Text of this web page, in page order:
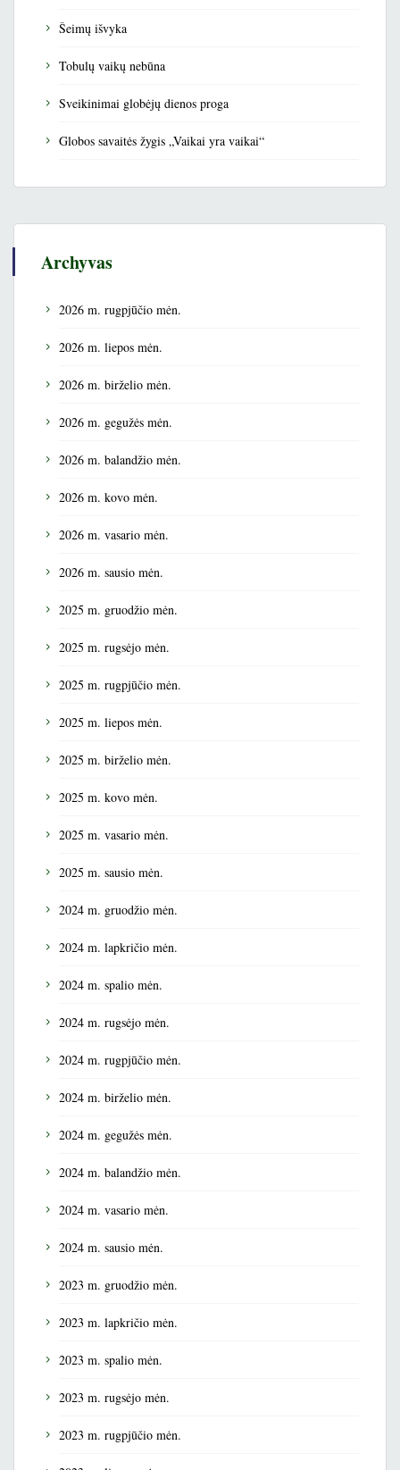
Šeimų išvyka
Tobulų vaikų nebūna
Sveikinimai globėjų dienos proga
Globos savaitės žygis „Vaikai yra vaikai“
Archyvas
2026 m. rugpjūčio mėn.
2026 m. liepos mėn.
2026 m. birželio mėn.
2026 m. gegužės mėn.
2026 m. balandžio mėn.
2026 m. kovo mėn.
2026 m. vasario mėn.
2026 m. sausio mėn.
2025 m. gruodžio mėn.
2025 m. rugsėjo mėn.
2025 m. rugpjūčio mėn.
2025 m. liepos mėn.
2025 m. birželio mėn.
2025 m. kovo mėn.
2025 m. vasario mėn.
2025 m. sausio mėn.
2024 m. gruodžio mėn.
2024 m. lapkričio mėn.
2024 m. spalio mėn.
2024 m. rugsėjo mėn.
2024 m. rugpjūčio mėn.
2024 m. birželio mėn.
2024 m. gegužės mėn.
2024 m. balandžio mėn.
2024 m. vasario mėn.
2024 m. sausio mėn.
2023 m. gruodžio mėn.
2023 m. lapkričio mėn.
2023 m. spalio mėn.
2023 m. rugsėjo mėn.
2023 m. rugpjūčio mėn.